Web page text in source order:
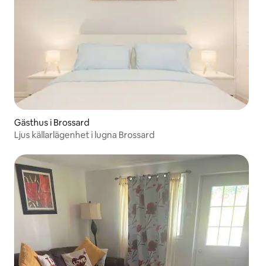
Gästhus i Brossard
Ljus källarlägenhet i lugna Brossard